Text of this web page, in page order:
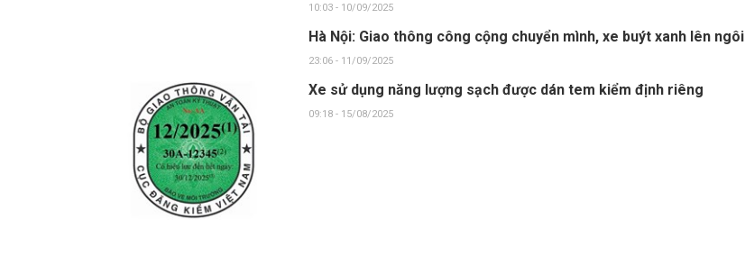
10:03 - 10/09/2025
Hà Nội: Giao thông công cộng chuyển mình, xe buýt xanh lên ngôi
23:06 - 11/09/2025
Xe sử dụng năng lượng sạch được dán tem kiểm định riêng
09:18 - 15/08/2025